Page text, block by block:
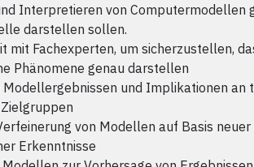
Interpretieren von Computermodellen
darstellen sollen.
mit Fachexperten, um sicherzustellen,
Phänomene genau darstellen
und Implikationen an
von Modellen auf Basis
Erkenntnisse